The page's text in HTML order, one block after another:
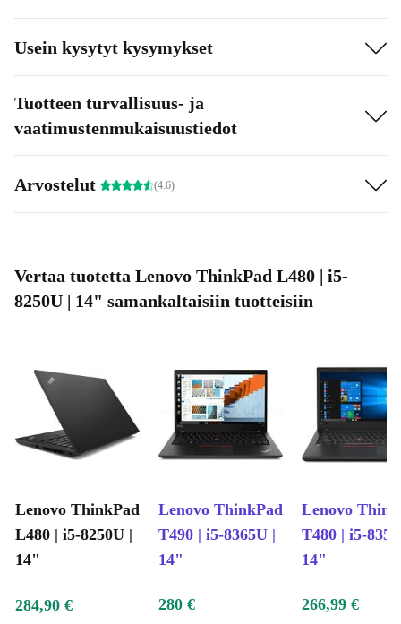
Usein kysytyt kysymykset
Tuotteen turvallisuus- ja
vaatimustenmukaisuustiedot
Arvostelut (4.6)
Vertaa tuotetta Lenovo ThinkPad L480 | i5-
8250U | 14" samankaltaisiin tuotteisiin
Lenovo ThinkPad
L480 | i5-8250U |
14"
Lenovo ThinkPad
T490 | i5-8365U |
14"
Lenovo
T480 | i5-
14"
284,90 € 280 € 266,99 €